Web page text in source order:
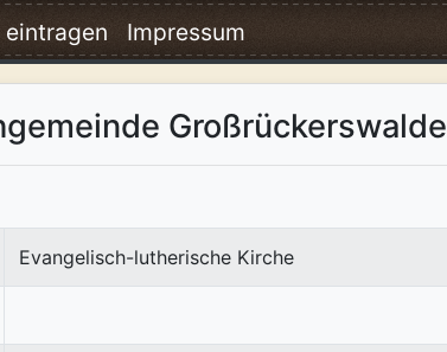
eintragen Impressum
Großrückerswalde
Evangelisch-lutherische Kirche